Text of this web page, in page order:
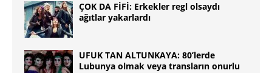
ÇOK DA FİFİ: Erkekler regl olsaydı
ağıtlar yakarlardı
UFUK TAN ALTUNKAYA: 80’lerde
Lubunya olmak veya transların onurlu